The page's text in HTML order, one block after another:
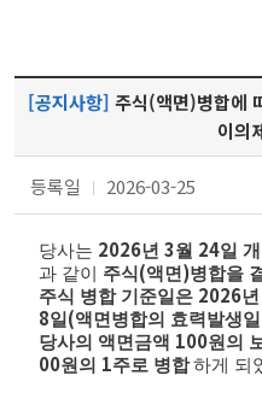
[공지사항] 주식(액면)병합에
이의
등록일 | 2026-03-25
당사는 2026년 3월 24일
과 같이 주식(액면 )병합을
주식 병합 기준일은 2026년
8일 (액면병합의 효력발생일
당사의 액면금액 100원의
00원의 1주로 병합 하게 되